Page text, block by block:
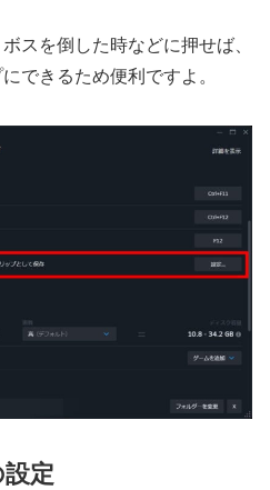
スを倒した時などに押せば、
できるため便利ですよ。
定